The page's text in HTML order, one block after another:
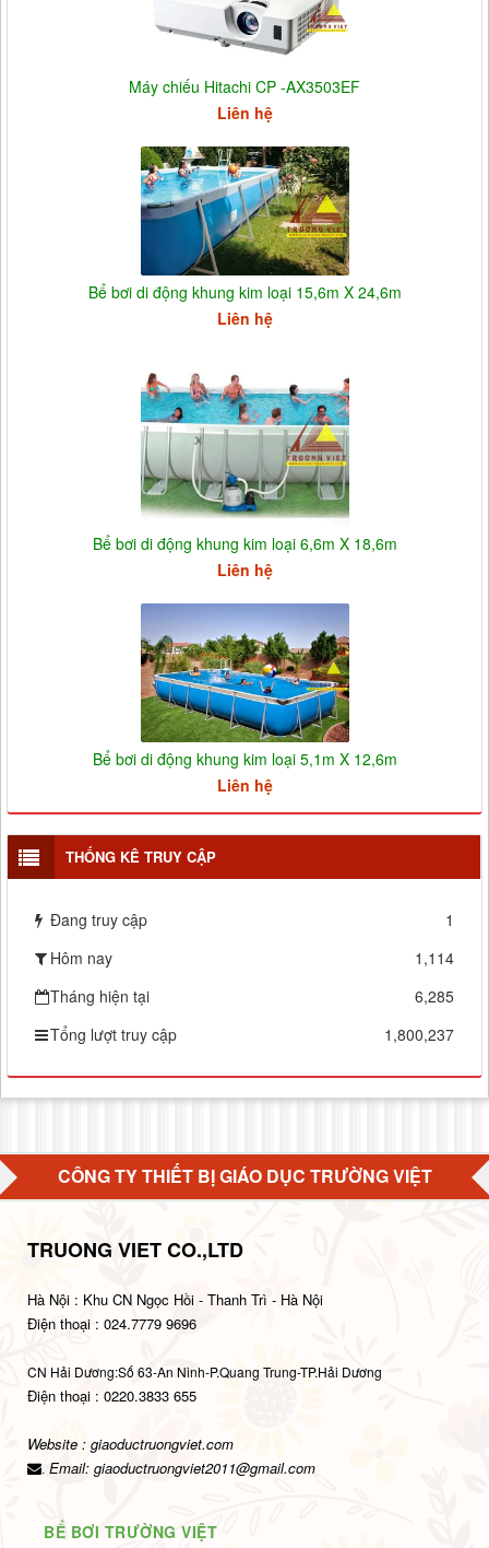
Máy chiếu Hitachi CP -AX3503EF
Liên hệ
Bể bơi di động khung kim loại 15,6m X 24,6m
Liên hệ
Bể bơi di động khung kim loại 6,6m X 18,6m
Liên hệ
Bể bơi di động khung kim loại 5,1m X 12,6m
Liên hệ
THỐNG KÊ TRUY CẬP
Đang truy cập
1
Hôm nay
1,114
Tháng hiện tại
6,285
Tổng lượt truy cập
1,800,237
CÔNG TY THIẾT BỊ GIÁO DỤC TRƯỜNG VIỆT
TRUONG VIET CO.,LTD
Hà Nội : Khu CN Ngọc Hồi - Thanh Trì - Hà Nội
Điện thoại : 024.7779 9696
CN Hải Dương:Số 63-An Ninh-P.Quang Trung-TP.Hải Dương
Điện thoại : 0220.3833 655
Website : giaoductruongviet.com
Email: giaoductruongviet2011@gmail.com
BỂ BƠI TRƯỜNG VIỆT